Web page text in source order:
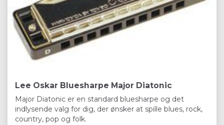
Lee Oskar Bluesharpe Major Diatonic
Major Diatonic er en standard bluesharpe og det
indlysende valg for dig, der ønsker at spille blues, rock,
country, pop og folk.